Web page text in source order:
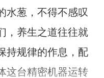
水葱，不得不感叹
，养生之道往往就
持规律的作息，配
这台精密机器运转